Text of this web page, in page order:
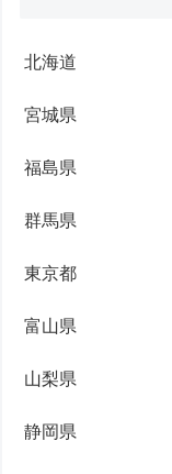
北海道
宮城県
福島県
群馬県
東京都
富山県
山梨県
静岡県